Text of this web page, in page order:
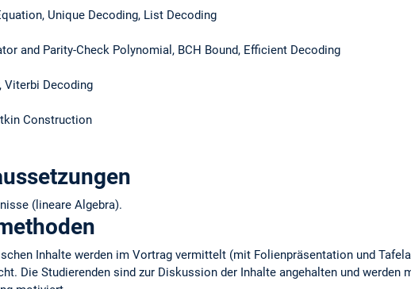
Unique Decoding, List Decoding
and Parity-Check Polynomial, BCH Bound, Efficient Decoding
Viterbi Decoding
Construction
(lineare Algebra).
Inhalte werden im Vortrag vermittelt (mit Folienpräsentation und
Die Studierenden sind zur Diskussion der Inhalte angehalten und werden